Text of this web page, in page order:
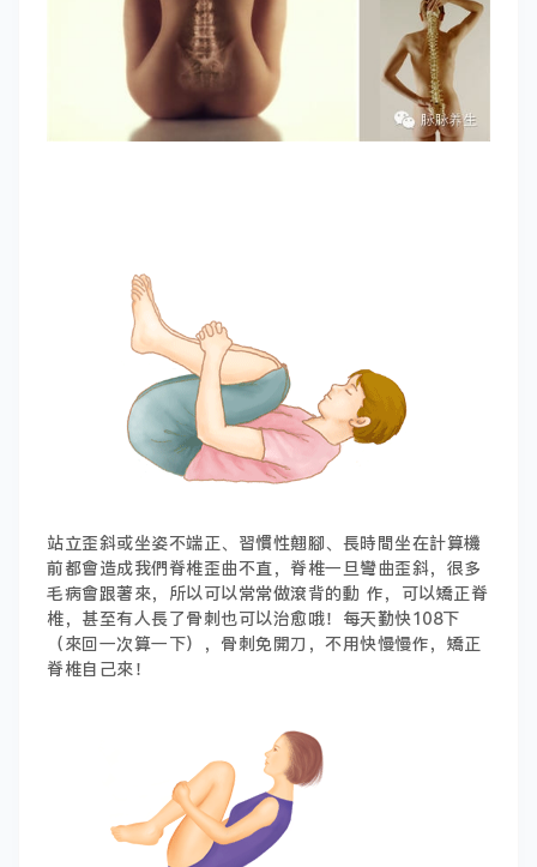
站立歪斜或坐姿不端正、習慣性翹腳、長時間坐在計算機
前都會造成我們脊椎歪曲不直，脊椎一旦彎曲歪斜，很多
毛病會跟著來，所以可以常常做滾背的動 作，可以矯正脊
椎，甚至有人長了骨刺也可以治愈哦！每天勤快108下
（來回一次算一下），骨刺免開刀，不用快慢慢作，矯正
脊椎自己來！